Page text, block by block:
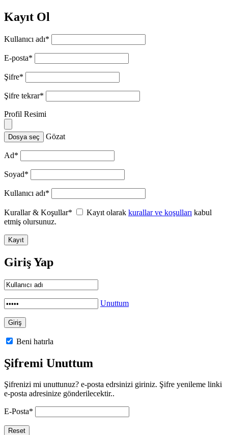
Kayıt Ol
Kullanıcı adı*
E-posta*
Şifre*
Şifre tekrar*
Profil Resimi
Dosya seç Gözat
Ad*
Soyad*
Kullanıcı adı*
Kurallar & Koşullar* Kayıt olarak kurallar ve koşulları kabul
etmiş olursunuz.
Giriş Yap
Unuttum
Beni hatırla
Şifremi Unuttum
Şifrenizi mi unuttunuz? e-posta edrsinizi giriniz. Şifre yenileme linki
e-posta adresinize gönderilecektir..
E-Posta*